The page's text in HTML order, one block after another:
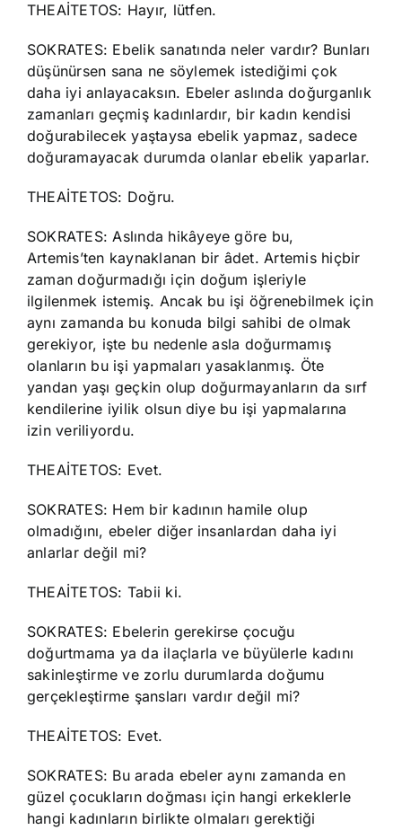
THEAİTETOS: Hayır, lütfen.
SOKRATES: Ebelik sanatında neler vardır? Bunları
düşünürsen sana ne söylemek istediğimi çok
daha iyi anlayacaksın. Ebeler aslında doğurganlık
zamanları geçmiş kadınlardır, bir kadın kendisi
doğurabilecek yaştaysa ebelik yapmaz, sadece
doğuramayacak durumda olanlar ebelik yaparlar.
THEAİTETOS: Doğru.
SOKRATES: Aslında hikâyeye göre bu,
Artemis’ten kaynaklanan bir âdet. Artemis hiçbir
zaman doğurmadığı için doğum işleriyle
ilgilenmek istemiş. Ancak bu işi öğrenebilmek için
aynı zamanda bu konuda bilgi sahibi de olmak
gerekiyor, işte bu nedenle asla doğurmamış
olanların bu işi yapmaları yasaklanmış. Öte
yandan yaşı geçkin olup doğurmayanların da sırf
kendilerine iyilik olsun diye bu işi yapmalarına
izin veriliyordu.
THEAİTETOS: Evet.
SOKRATES: Hem bir kadının hamile olup
olmadığını, ebeler diğer insanlardan daha iyi
anlarlar değil mi?
THEAİTETOS: Tabii ki.
SOKRATES: Ebelerin gerekirse çocuğu
doğurtmama ya da ilaçlarla ve büyülerle kadını
sakinleştirme ve zorlu durumlarda doğumu
gerçekleştirme şansları vardır değil mi?
THEAİTETOS: Evet.
SOKRATES: Bu arada ebeler aynı zamanda en
güzel çocukların doğması için hangi erkeklerle
hangi kadınların birlikte olmaları gerektiği